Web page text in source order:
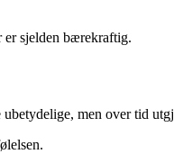
er sjelden bærekraftig.
men over tid